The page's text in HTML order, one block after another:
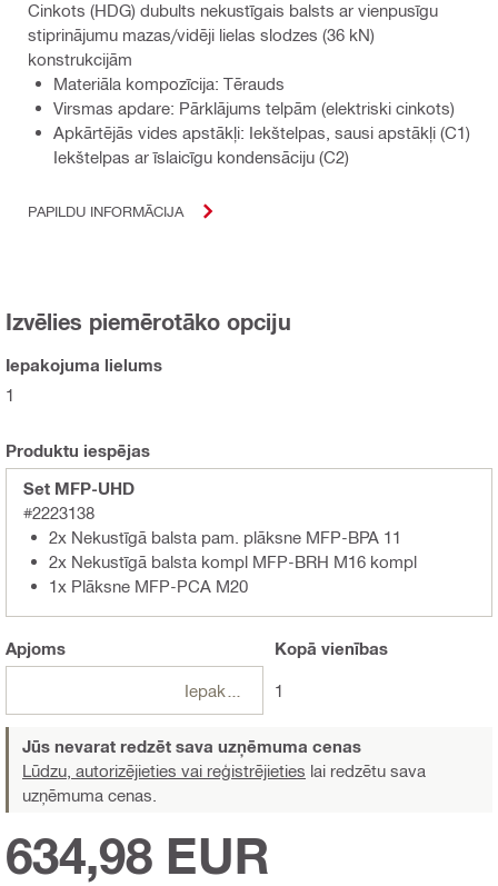
Cinkots (HDG) dubults nekustīgais balsts ar vienpusīgu
stiprinājumu mazas/vidēji lielas slodzes (36 kN)
konstrukcijām
Materiāla kompozīcija: Tērauds
Virsmas apdare: Pārklājums telpām (elektriski cinkots)
Apkārtējās vides apstākļi: Iekštelpas, sausi apstākļi (C1)
Iekštelpas ar īslaicīgu kondensāciju (C2)
PAPILDU INFORMĀCIJA
Izvēlies piemērotāko opciju
Iepakojuma lielums
1
Produktu iespējas
Set MFP-UHD
#2223138
2x Nekustīgā balsta pam. plāksne MFP-BPA 11
2x Nekustīgā balsta kompl MFP-BRH M16 kompl
1x Plāksne MFP-PCA M20
Apjoms Kopā vienības
1
Jūs nevarat redzēt sava uzņēmuma cenas
Lūdzu, autorizējieties vai reģistrējieties lai redzētu sava
uzņēmuma cenas.
634,98 EUR